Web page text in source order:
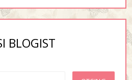
BLOGIST